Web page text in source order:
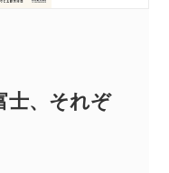
、それぞ